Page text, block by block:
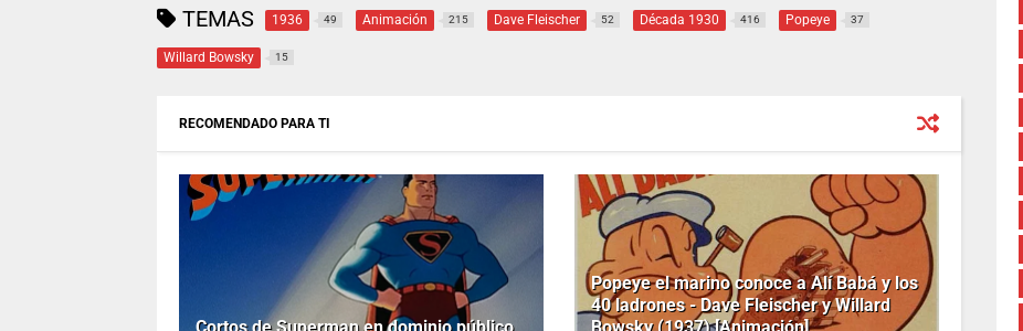
TEMAS 1936 49 Animación 215 Dave Fleischer 52 Década 1930 416 Popeye 37
Willard Bowsky 15
RECOMENDADO PARA TI
Popeye el marino conoce a Alí Babá y los
40 ladrones - Dave Fleischer y Willard